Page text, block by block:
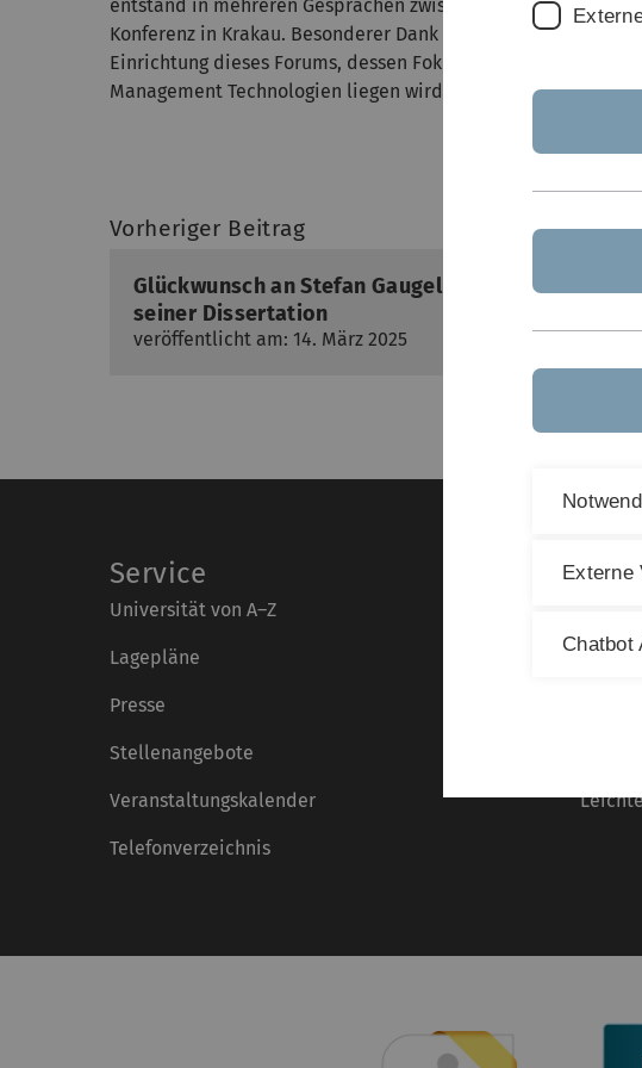
entstand in mehreren Gesprächen zwischen Stefanie,
Konferenz in Krakau. Besonderer Dank gilt dem BPM
Einrichtung dieses Forums, dessen Fokus auf der
Management Technologien liegen wird. Den Call for Paper
Vorheriger Beitrag
Glückwunsch an Stefan Gaugel zur erfolgreichen
seiner Dissertation
veröffentlicht am: 14. März 2025
Service
Universität von A–Z
Lagepläne
Presse
Stellenangebote
Veranstaltungskalender
Telefonverzeichnis
Externe
Chatbot